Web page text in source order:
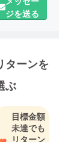
ロトロ角
、たっぷ
子が入っ
た山珍自慢
豚まん
メディア
で取り上げ
ジを送る
ターンを
ぶ
目標金額
未達でも
リターン